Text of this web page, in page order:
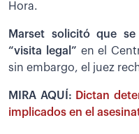
Hora.
Marset solicitó que
“visita legal” en el
sin embargo, el juez
MIRA AQUÍ: Dictan
implicados en el